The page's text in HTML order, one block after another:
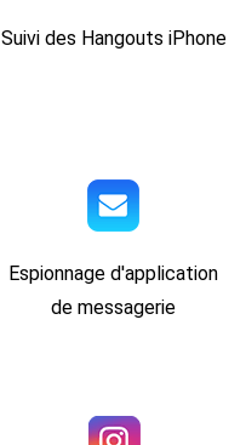
Suivi des Hangouts iPhone
Espionnage d'application
de messagerie